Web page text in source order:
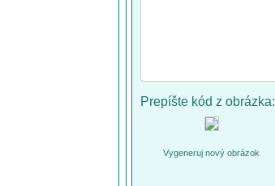
Prepíšte kód z obrázka:
Vygeneruj nový obrázok